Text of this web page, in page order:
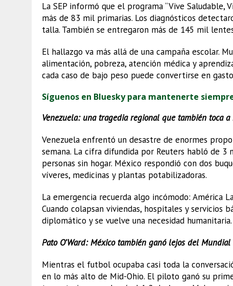
La SEP informó que el programa “Vive Saludable,
más de 83 mil primarias. Los diagnósticos
talla. También se entregaron más de 145 mil
El hallazgo va más allá de una campaña escolar.
alimentación, pobreza, atención médica y
cada caso de bajo peso puede convertirse en
Síguenos en Bluesky para mantenerte
Venezuela: una tragedia regional que también toca a
Venezuela enfrentó un desastre de enormes
semana. La cifra difundida por Reuters habló de
personas sin hogar. México respondió con dos
víveres, medicinas y plantas potabilizadoras.
La emergencia recuerda algo incómodo: América
Cuando colapsan viviendas, hospitales y servicios
diplomático y se vuelve una necesidad humanitaria.
Pato O’Ward: México también ganó lejos del Mundial
Mientras el futbol ocupaba casi toda la
en lo más alto de Mid-Ohio. El piloto ganó su